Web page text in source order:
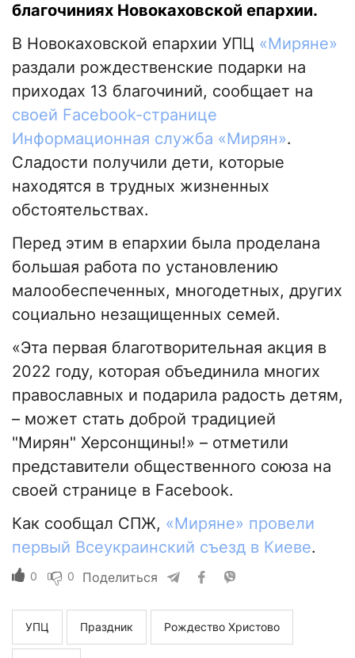
благочиниях Новокаховской епархии.
В Новокаховской епархии УПЦ «Миряне»
раздали рождественские подарки на
приходах 13 благочиний, сообщает на
своей Facebook-странице
Информационная служба «Мирян».
Сладости получили дети, которые
находятся в трудных жизненных
обстоятельствах.
Перед этим в епархии была проделана
большая работа по установлению
малообеспеченных, многодетных, других
социально незащищенных семей.
«Эта первая благотворительная акция в
2022 году, которая объединила многих
православных и подарила радость детям,
– может стать доброй традицией
"Мирян" Херсонщины!» – отметили
представители общественного союза на
своей странице в Facebook.
Как сообщал СПЖ, «Миряне» провели
первый Всеукраинский съезд в Киеве.
0 0 Поделиться
УПЦ Праздник Рождество Христово